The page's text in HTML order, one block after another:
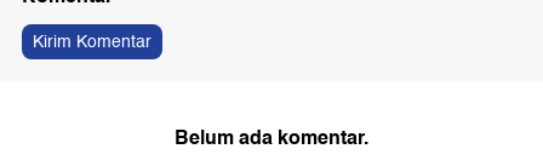
Kirim Komentar
Belum ada komentar.